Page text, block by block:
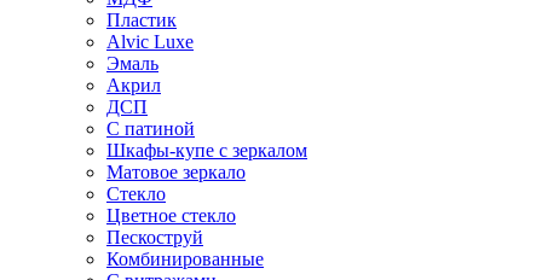
Пластик
Alvic Luxe
Эмаль
Акрил
ДСП
С патиной
Шкафы-купе с зеркалом
Матовое зеркало
Стекло
Цветное стекло
Пескоструй
Комбинированные